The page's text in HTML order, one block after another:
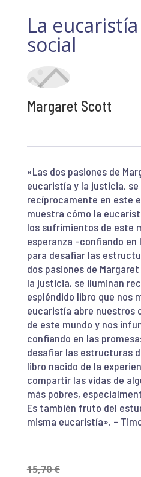
La
social
Margaret Scott
«Las dos pasiones de
eucaristía y la justicia, se
recíprocamente en este
muestra cómo la
los sufrimientos de este
esperanza –confiando en
para desafiar las
dos pasiones de
la justicia, se iluminan
espléndido libro que nos
eucaristía abre nuestros
de este mundo y nos
confiando en las
desafiar las estructuras
libro nacido de la
compartir las vidas de
más pobres,
Es también fruto del
misma eucaristía». –
15,70€